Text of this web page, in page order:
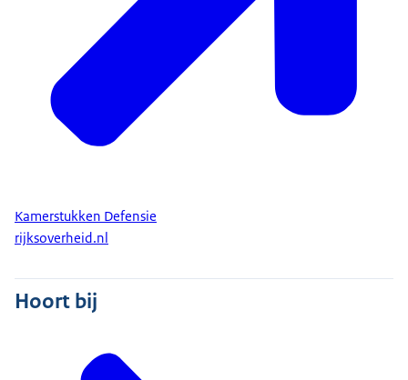
Kamerstukken Defensie
rijksoverheid.nl
Hoort bij